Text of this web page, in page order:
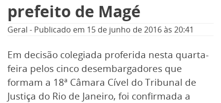
Cidades
Política
Opinião
Informe especial
prefeito de Magé
Geral - Publicado em 15 de junho de 2016às 20:41
Em decisão colegiada proferida nesta quarta-
feira pelos cinco desembargadores que
formam a 18ª Câmara Cível do Tribunal de
Justiça do Rio de Janeiro, foi confirmada a